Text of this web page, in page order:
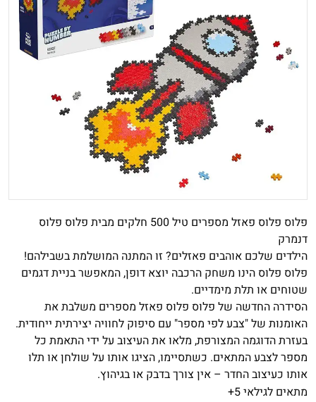
פלוס פלוס פאזל מספרים טיל 500 חלקים מבית פלוס פלוס
דנמרק
הילדים שלכם אוהבים פאזלים? זו המתנה המושלמת בשבילהם!
פלוס פלוס הינו משחק הרכבה יוצא דופן, המאפשר בניית דגמים
שטוחים או תלת מימדיים.
הסידרה החדשה של פלוס פלוס פאזל מספרים משלבת את
האומנות של "צבע לפי מספר" עם סיפוק לחוויה יצירתית ייחודית.
בעזרת הדוגמה המצורפת, מלאו את העיצוב על ידי התאמת כל
מספר לצבע המתאים. כשתסיימו, הציגו אותו על שולחן או תלו
אותו כעיצוב החדר – אין צורך בדבק או בגיהוץ.
מתאים לגילאי 5+